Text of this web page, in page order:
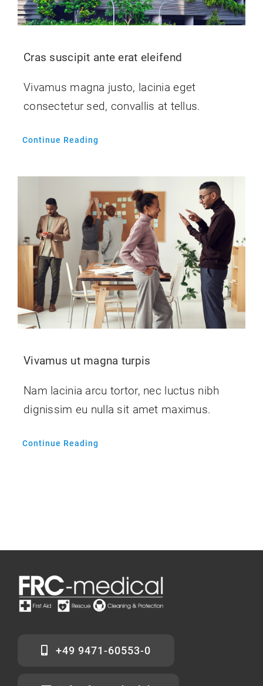
Cras suscipit ante erat eleifend
Vivamus magna justo, lacinia eget
consectetur sed, convallis at tellus.
Continue Reading
Vivamus ut magna turpis
Nam lacinia arcu tortor, nec luctus nibh
dignissim eu nulla sit amet maximus.
Continue Reading
+49 9471-60553-0